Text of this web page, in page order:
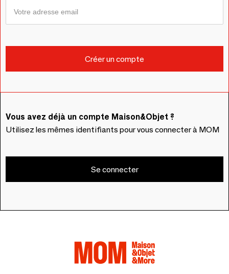
Vous avez déjà un compte Maison&Objet ?
Utilisez les mêmes identifiants pour vous connecter à MOM
Se connecter